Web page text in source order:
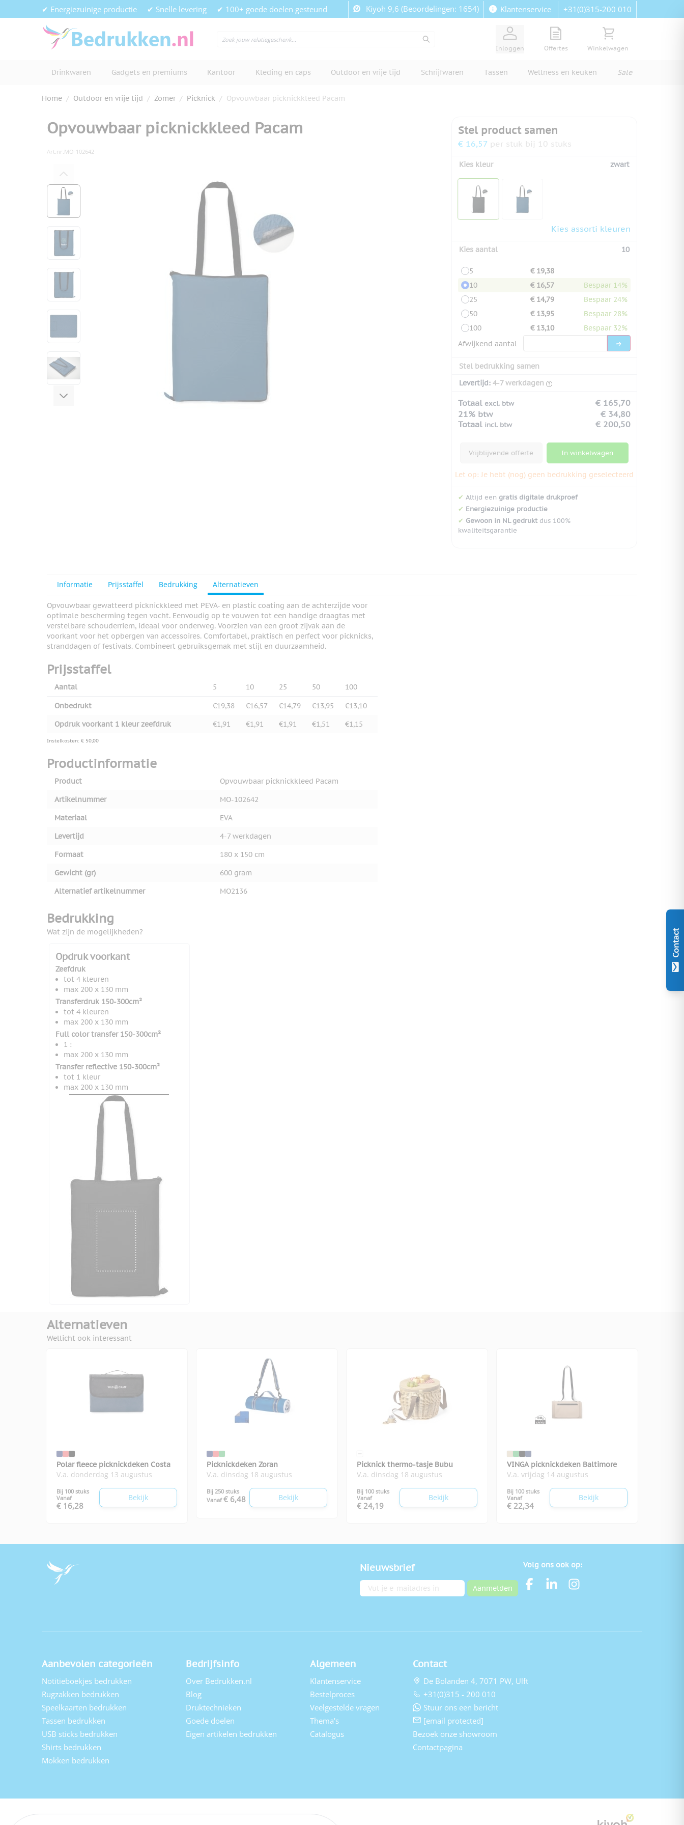
Contact
Ga naar de inhoud✔ Energiezuinige productie ✔ Snelle levering ✔ 100+ goede doelen gesteund Kiyoh 9,6 (Beoordelingen: 1654) Klantenservice +31(0)315-200 010
Inloggen
View quote, Quote is empty
Offertes
Bekijk winkelwagen,
Winkelwagen
Drinkwaren Gadgets en premiums Kantoor Kleding en caps Outdoor en vrije tijd Schrijfwaren Tassen Wellness en keuken Sale
Home / Outdoor en vrije tijd / Zomer / Picknick / Opvouwbaar picknickkleed Pacam
Opvouwbaar picknickkleed Pacam
Art.nr.MO-102642
View larger image
View larger image
View larger image
View larger image
View larger image
View larger image
Stel product samen
€ 16,57 per stuk bij 10 stuks
Kies kleur zwart
Kies assorti kleuren
Kies aantal 10
5
€ 19,38
10
€ 16,57
Bespaar 14%
25
€ 14,79
Bespaar 24%
50
€ 13,95
Bespaar 28%
100
€ 13,10
Bespaar 32%
Afwijkend aantal
Stel bedrukking samen
Levertijd: 4-7 werkdagen
Totaal excl. btw
€ 165,70
21% btw
€ 34,80
Totaal incl. btw € 200,50
Vrijblijvende offerte In winkelwagen
Let op: Je hebt (nog) geen bedrukking geselecteerd
✔ Altijd een gratis digitale drukproef
✔ Energiezuinige productie
✔ Gewoon in NL gedruktdus 100%
kwaliteitsgarantie
Informatie Prijsstaffel Bedrukking Alternatieven
Opvouwbaar gewatteerd picknickkleed met PEVA- en plastic coating aan de achterzijde voor
optimale bescherming tegen vocht. Eenvoudig op te vouwen tot een handige draagtas met
verstelbare schouderriem, ideaal voor onderweg. Voorzien van een groot zijvak aan de
voorkant voor het opbergen van accessoires. Comfortabel, praktisch en perfect voor picknicks,
stranddagen of festivals. Combineert gebruiksgemak met stijl en duurzaamheid.
Prijsstaffel
Aantal 5 10 25 50 100
Onbedrukt €19,38 €16,57 €14,79 €13,95
€13,10
Opdruk voorkant 1 kleur zeefdruk
€1,91 €1,91 €1,91 €1,51 €1,15
Instelkosten: € 50,00
Productinformatie
Product
Opvouwbaar picknickkleed Pacam
Artikelnummer
MO-102642
Materiaal
EVA
Levertijd
4-7 werkdagen
Formaat
180 x 150 cm
Gewicht (gr)
600 gram
Alternatief artikelnummer
MO2136
Bedrukking
Wat zijn de mogelijkheden?
Opdruk voorkant
Zeefdruk
tot 4 kleuren
max 200 x 130 mm
Transferdruk 150-300cm²
tot 4 kleuren
max 200 x 130 mm
Full color transfer 150-300cm²
1 :
max 200 x 130 mm
Transfer reflective 150-300cm²
tot 1 kleur
max 200 x 130 mm
Alternatieven
Wellicht ook interessant
Polar fleece picknickdeken Costa
V.a. donderdag 13 augustus
Bij 100 stuks
Vanaf
€ 16,28
Bekijk
Picknickdeken Zoran
V.a. dinsdag 18 augustus
Bij 250 stuks
Vanaf € 6,48 Bekijk
Picknick thermo-tasje Bubu
V.a. dinsdag 18 augustus
Bij 100 stuks
Vanaf
€ 24,19
Bekijk
VINGA picknickdeken Baltimore
V.a. vrijdag 14 augustus
Bij 100 stuks
Vanaf
€ 22,34
Bekijk
Nieuwsbrief
E-mailadres Aanmelden
Volg ons ook op:
Aanbevolen categorieën
Notitieboekjes bedrukken
Rugzakken bedrukken
Speelkaarten bedrukken
Tassen bedrukken
USB sticks bedrukken
Shirts bedrukken
Mokken bedrukken
Bedrijfsinfo
Over Bedrukken.nl
Blog
Druktechnieken
Goede doelen
Eigen artikelen bedrukken
Algemeen
Klantenservice
Bestelproces
Veelgestelde vragen
Thema's
Catalogus
Contact
De Bolanden 4, 7071 PW, Ulft
+31(0)315 - 200 010
Stuur ons een bericht
[email protected]
Bezoek onze showroom
Contactpagina